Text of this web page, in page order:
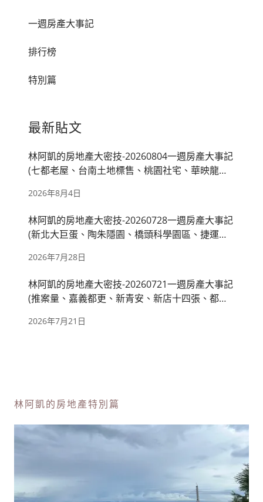
一週房產大事記
排行榜
特別篇
最新貼文
林阿凱的房地產大密技-20260804一週房產大事記
(七都老屋、台南土地標售、桃園社宅、華映龍潭
2026年8月4日
林阿凱的房地產大密技-20260728一週房產大事記
(新北大巨蛋、陶朱隱園、橋頭科學園區、捷運萬
2026年7月28日
林阿凱的房地產大密技-20260721一週房產大事記
(推案量、嘉義都更、新青安、新店十四張、都廳
2026年7月21日
林阿凱的房地產特別篇